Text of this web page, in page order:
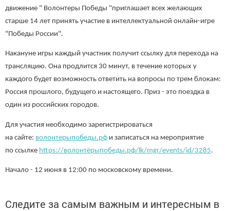
движение " Волонтеры Победы "приглашает всех желающих
старше 14 лет принять участие в интеллектуальной онлайн-игре
"Победы России".
Накануне игры каждый участник получит ссылку для перехода на
трансляцию. Она продлится 30 минут, в течение которых у
каждого будет возможность ответить на вопросы по трем блокам:
Россия прошлого, будущего и настоящего. Приз - это поездка в
один из российских городов.
Для участия необходимо зарегистрироваться
на сайте: волонтерыпобеды.рф и записаться на мероприятие
по ссылке https://волонтёрыпобеды.рф/lk/mgr/events/id/3285.
Начало - 12 июня в 12:00 по московскому времени.
Следите за самым важным и интересным в